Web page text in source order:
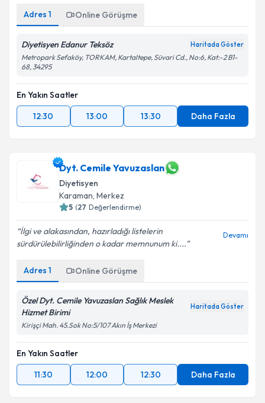
Adres 1 Online Görüşme
Diyetisyen Edanur Teksöz Haritada Göster
Metropark Sefaköy, TORKAM, Kartaltepe, Süvari Cd., No:6, Kat:-2 B1-
68, 34295
En Yakın Saatler
12:30
13:00 13:30 Daha Fazla
Dyt. Cemile Yavuzaslan
Diyetisyen
Karaman, Merkez
5 (27 Değerlendirme)
İlgi ve alakasından, hazırladığı listelerin
sürdürülebilirliğinden o kadar memnunum ki....
Devamı
Adres 1 Online Görüşme
Özel Dyt. Cemile Yavuzaslan Sağlık Meslek
Hizmet Birimi
Haritada Göster
Kirişçi Mah. 45.Sok No:5/107 Akın İş Merkezi
En Yakın Saatler
11:30
12:00 12:30 Daha Fazla